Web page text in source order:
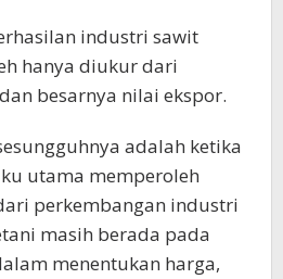
industri sawit
hanya diukur dari
besarnya nilai ekspor.
adalah ketika
utama memperoleh
perkembangan industri
masih berada pada
menentukan harga,